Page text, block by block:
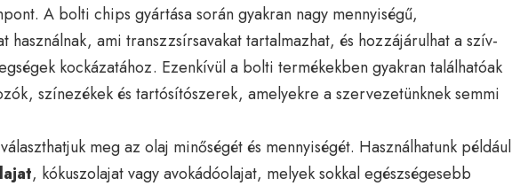
A bolti chips gyártása során gyakran nagy mennyiségű,
használnak, ami transzzsírsavakat tartalmazhat, és hozzájárulhat a szív-
kockázatához. Ezenkívül a bolti termékekben gyakran találhatóak
színezékek és tartósítószerek, amelyekre a szervezetünknek semmi
meg az olaj minőségét és mennyiségét. Használhatunk például
, kókuszolajat vagy avokádóolajat, melyek sokkal egészségesebb